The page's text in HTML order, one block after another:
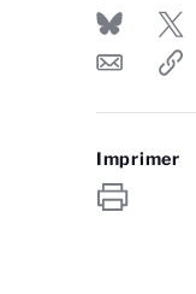
Imprimer